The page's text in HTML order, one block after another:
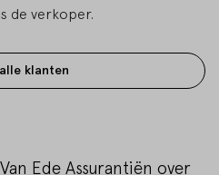
de verkoper.
klanten
Ede Assurantiën over